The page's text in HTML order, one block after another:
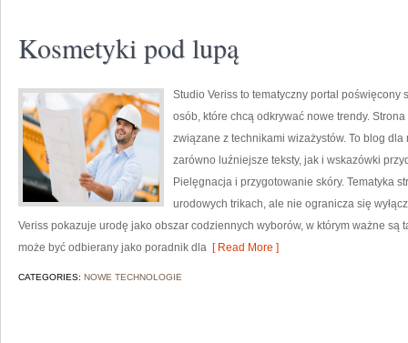
Kosmetyki pod lupą
Studio Veriss to tematyczny portal
osób, które chcą odkrywać nowe trendy.
związane z technikami wizażystów. To blog
zarówno luźniejsze teksty, jak i wskazówki
Pielęgnacja i przygotowanie skóry. Tematyka
urodowych trikach, ale nie ogranicza się
Veriss pokazuje urodę jako obszar codziennych wyborów, w którym ważne są
może być odbierany jako poradnik dla [ Read More ]
CATEGORIES: NOWE TECHNOLOGIE